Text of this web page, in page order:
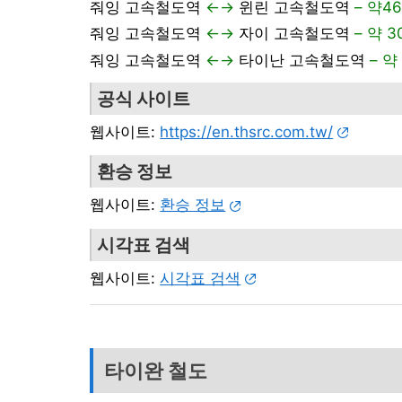
줘잉 고속철도역 ←→ 윈린 고속철도역 – 약
줘잉 고속철도역 ←→ 자이 고속철도역 – 약
줘잉 고속철도역 ←→ 타이난 고속철도역 – 약
공식 사이트
웹사이트: https://en.thsrc.com.tw/
환승 정보
웹사이트: 환승 정보
시각표 검색
웹사이트:시각표 검색
타이완 철도